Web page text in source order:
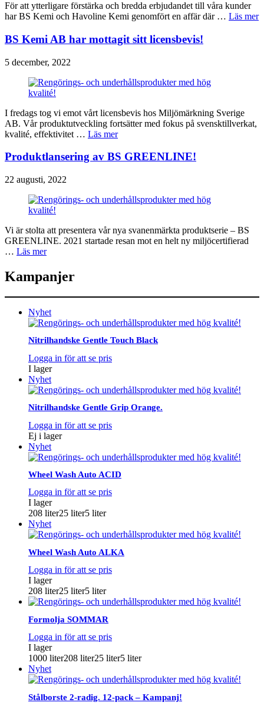
För att ytterligare förstärka och bredda erbjudandet till våra kunder
har BS Kemi och Havoline Kemi genomfört en affär där … Läs mer
BS Kemi AB har mottagit sitt licensbevis!
5 december, 2022
I fredags tog vi emot vårt licensbevis hos Miljömärkning Sverige
AB. Vår produktutveckling fortsätter med fokus på svensktillverkat,
kvalité, effektivitet … Läs mer
Produktlansering av BS GREENLINE!
22 augusti, 2022
Vi är stolta att presentera vår nya svanenmärkta produktserie – BS
GREENLINE. 2021 startade resan mot en helt ny miljöcertifierad
… Läs mer
Kampanjer
Nyhet
Nitrilhandske Gentle Touch Black
Logga in för att se pris
I lager
Nyhet
Nitrilhandske Gentle Grip Orange.
Logga in för att se pris
Ej i lager
Nyhet
Wheel Wash Auto ACID
Logga in för att se pris
I lager
208 liter25 liter5 liter
Nyhet
Wheel Wash Auto ALKA
Logga in för att se pris
I lager
208 liter25 liter5 liter
Formolja SOMMAR
Logga in för att se pris
I lager
1000 liter208 liter25 liter5 liter
Nyhet
Stålborste 2-radig. 12-pack – Kampanj!